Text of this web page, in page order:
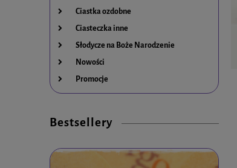
Ciastka ozdobne
Ciasteczka inne
Słodycze na Boże Narodzenie
Nowości
Promocje
Bestsellery